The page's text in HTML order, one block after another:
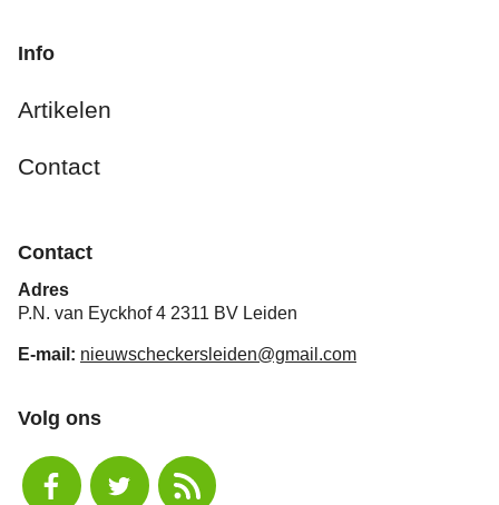
Info
Artikelen
Contact
Contact
Adres
P.N. van Eyckhof 4 2311 BV Leiden
E-mail: nieuwscheckersleiden@gmail.com
Volg ons